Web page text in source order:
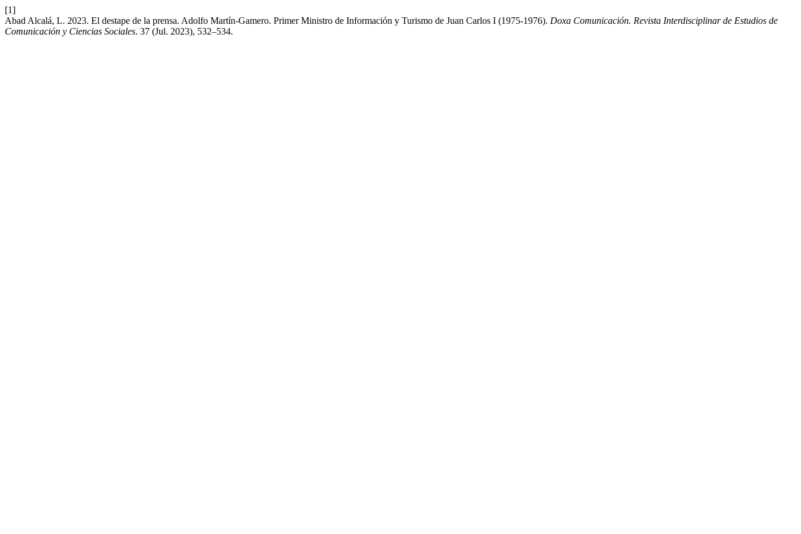
[1]
Abad Alcalá, L. 2023. El destape de la prensa. Adolfo Martín-Gamero. Primer Ministro de Información y Turismo de Juan Carlos I (1975-1976). Doxa Comunicación. Revista Interdisciplinar de Estudios de
Comunicación y Ciencias Sociales. 37 (Jul. 2023), 532–534.